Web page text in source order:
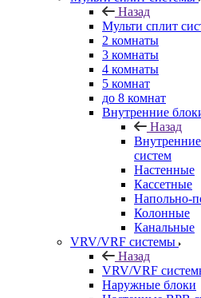
Назад
Мульти сплит
2 комнаты
3 комнаты
4 комнаты
5 комнат
до 8 комнат
Внутренние
Назад
систем
Настенные
Кассетные
Напольно-
Колонные
Канальные
VRV/VRF системы
Назад
VRV/VRF
Наружные блоки